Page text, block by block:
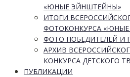
«ЮНЫЕ ЭЙНШТЕЙНЫ»
ИТОГИ
ФОТОКОНКУРСА
ФОТО ПОБЕДИТЕЛЕЙ И
АРХИВ
КОНКУРСА ДЕТСКОГО
ПУБЛИКАЦИИ